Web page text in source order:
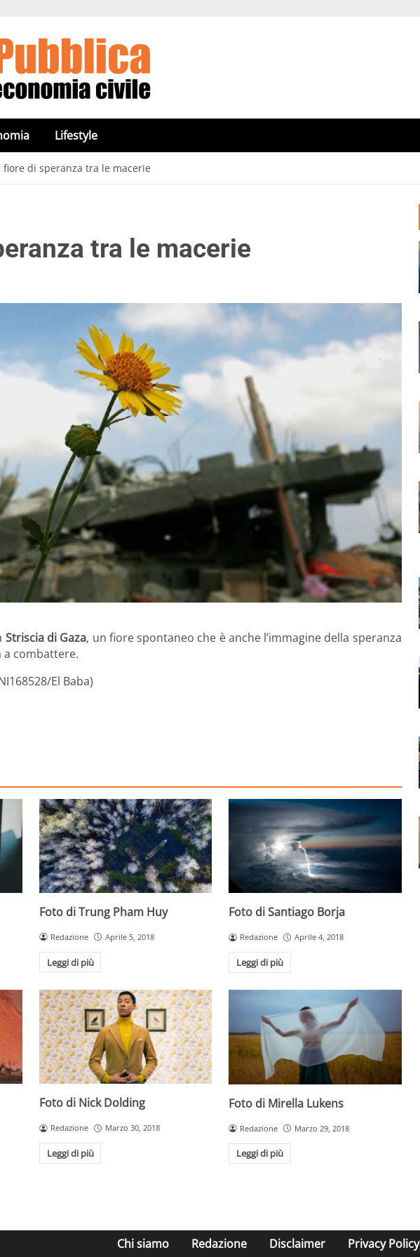
Lifestyle
fiore di speranza tra le macerie
tra le macerie
Striscia di Gaza, un fiore spontaneo che è anche l’immagine della speranza
a combattere.
El Baba)
Foto di Trung Pham Huy
Redazione Aprile 5, 2018
Leggi di più
Foto di Santiago Borja
Redazione Aprile 4, 2018
Leggi di più
Foto di Nick Dolding
Redazione Marzo 30, 2018
Leggi di più
Foto di Mirella Lukens
Redazione Marzo 29, 2018
Leggi di più
Chi siamo Redazione Disclaimer Privacy Policy